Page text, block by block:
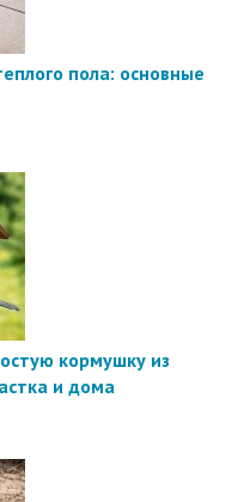
пола: основные
кормушку из
и дома